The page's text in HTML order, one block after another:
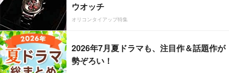
ウオッチ
オリコンタイアップ特集
2026年7月夏ドラマも、注目作＆話題作が
勢ぞろい！